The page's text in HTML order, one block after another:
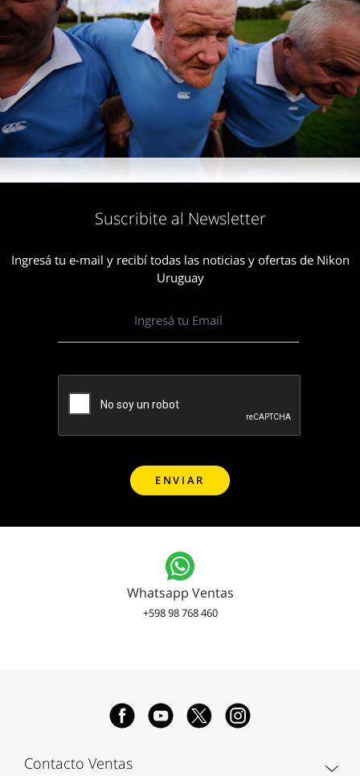
Suscribite al Newsletter
Ingresá tu e-mail y recibí todas las noticias y ofertas de Nikon
Uruguay
Whatsapp Ventas
+598 98 768 460
Contacto Ventas